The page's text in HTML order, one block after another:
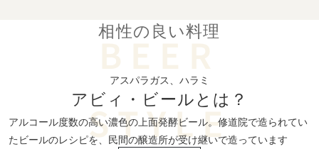
相性の良い料理
アスパラガス、ハラミ
アビィ・ ビールとは？
アルコール度数の高い濃色の上面発酵ビール。修道院で造られてい
たビールのレシピを、民間の醸造所が受け継いで造っています